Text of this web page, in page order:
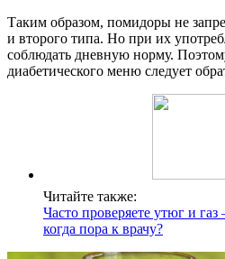
Таким образом, помидоры не
и второго типа. Но при их
соблюдать дневную норму.
диабетического меню следует
Читайте также:
Часто проверяете утюг и
когда пора к врачу?